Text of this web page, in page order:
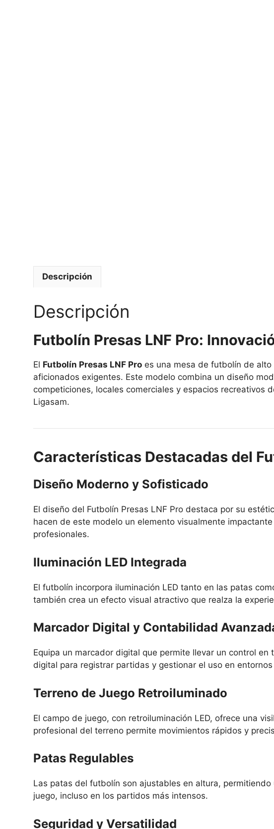
Descripción
Descripción
Futbolín Presas LNF Pro:
El Futbolín Presas LNF Pro es una mesa de futbolín de
aficionados exigentes. Este modelo combina un diseño
competiciones, locales comerciales y espacios
Ligasam.
Características Destacadas del
Diseño Moderno y Sofisticado
El diseño del Futbolín Presas LNF Pro destaca por su
hacen de este modelo un elemento visualmente
profesionales.
Iluminación LED Integrada
El futbolín incorpora iluminación LED tanto en las patas
también crea un efecto visual atractivo que realza la
Marcador Digital y Contabilidad
Equipa un marcador digital que permite llevar un control
digital para registrar partidas y gestionar el uso en
Terreno de Juego Retroiluminado
El campo de juego, con retroiluminación LED, ofrece una
profesional del terreno permite movimientos rápidos y
Patas Regulables
Las patas del futbolín son ajustables en altura,
juego, incluso en los partidos más intensos.
Seguridad y Versatilidad